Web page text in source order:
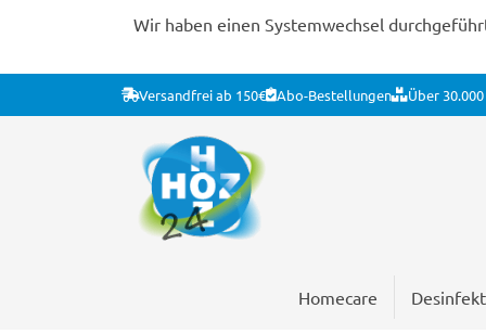
Wir haben einen Systemwechsel
Versandfrei ab 150€ Abo-Bestellungen Über
Homecare